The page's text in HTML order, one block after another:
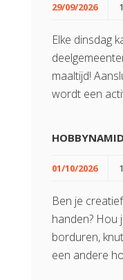
29/09/2026
Elke dinsdag
maaltijd!
wordt een
01/10/2026
Ben je
handen? Hou
borduren,
een andere